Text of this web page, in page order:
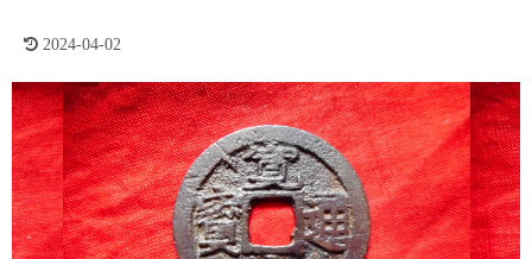
2024-04-02